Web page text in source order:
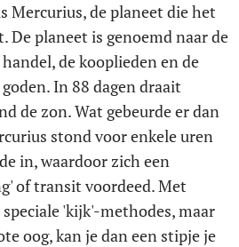
Mercurius, de planeet die het
De planeet is genoemd naar de
de kooplieden en de
In 88 dagen draait
de zon. Wat gebeurde er dan
stond voor enkele uren
in, waardoor zich een
of transit voordeed. Met
'kijk'-methodes, maar
oog, kan je dan een stipje je